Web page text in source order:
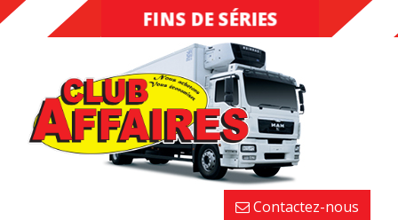
DESTOCKAGE
FINS DE SÉRIES
Contactez-nous